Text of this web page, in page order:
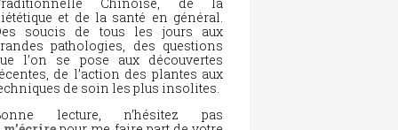
et de la santé en général.
soucis de tous les jours aux
pathologies, des questions
l’on se pose aux découvertes
de l’action des plantes aux
de soin les plus insolites.
lecture, n’hésitez pas